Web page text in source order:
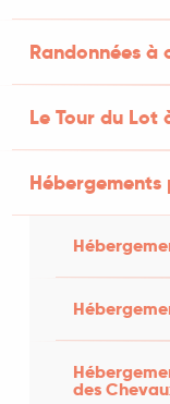
Randonnées
Le Tour du Lot
des